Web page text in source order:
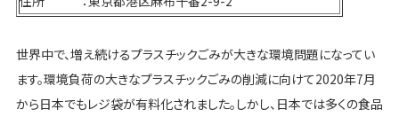
世界中で、増え続けるプラスチックごみが大きな環境問題になってい
ます。環境負荷の大きなプラスチックごみの削減に向けて2020年7月
から日本でもレジ袋が有料化されました。しかし、日本では多くの食品